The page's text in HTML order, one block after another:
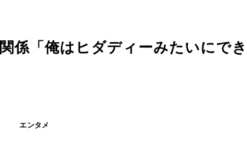
係「俺はヒダディーみたいにで
エンタメ